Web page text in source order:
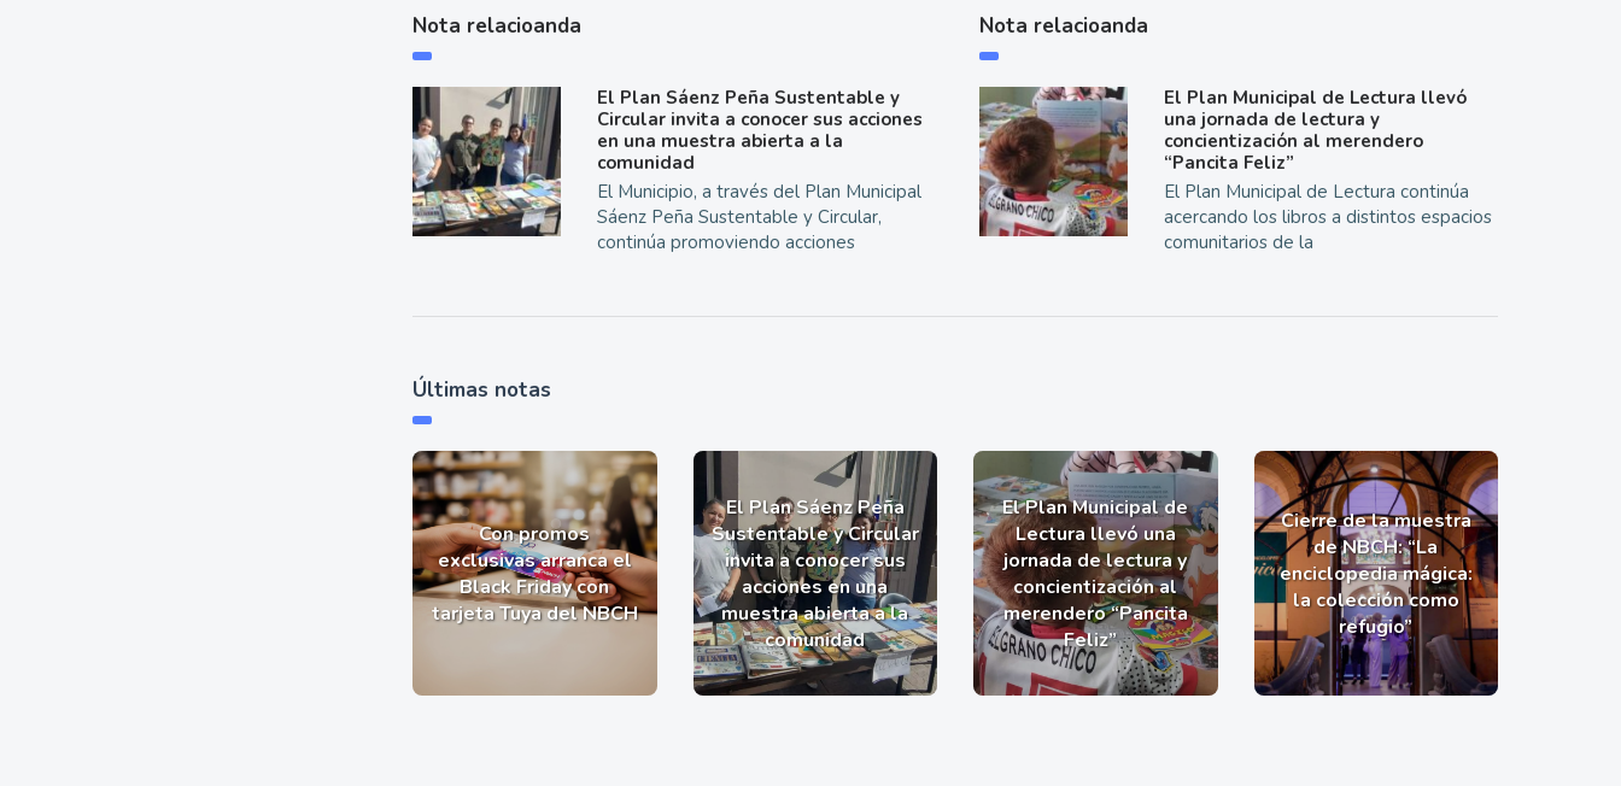
Nota relacioanda
El Plan Sáenz Peña Sustentable y
Circular invita a conocer sus acciones
en una muestra abierta a la
comunidad
El Municipio, a través del Plan Municipal
Sáenz Peña Sustentable y Circular,
continúa promoviendo acciones
Nota relacioanda
El Plan Municipal de Lectura llevó
una jornada de lectura y
concientización al merendero
“Pancita Feliz”
El Plan Municipal de Lectura continúa
acercando los libros a distintos espacios
comunitarios de la
Últimas notas
Con promos
exclusivas arranca el
Black Friday con
tarjeta Tuya del NBCH
El Plan Sáenz Peña
Sustentable y Circular
invita a conocer sus
acciones en una
muestra abierta a la
comunidad
El Plan Municipal de
Lectura llevó una
jornada de lectura y
concientización al
merendero “Pancita
Feliz”
Cierre de la muestra
de NBCH: “La
enciclopedia mágica:
la colección como
refugio”